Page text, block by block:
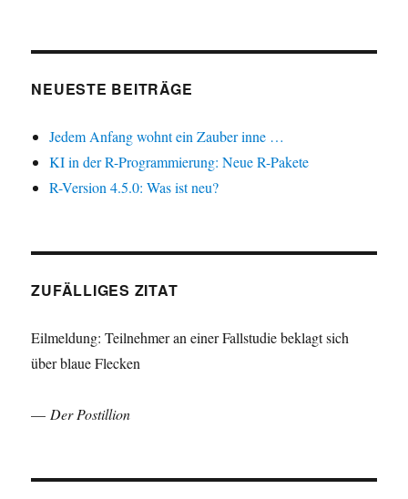
NEUESTE BEITRÄGE
Jedem Anfang wohnt ein Zauber inne …
KI in der R-Programmierung: Neue R-Pakete
R-Version 4.5.0: Was ist neu?
ZUFÄLLIGES ZITAT
Eilmeldung: Teilnehmer an einer Fallstudie beklagt sich
über blaue Flecken
— Der Postillion